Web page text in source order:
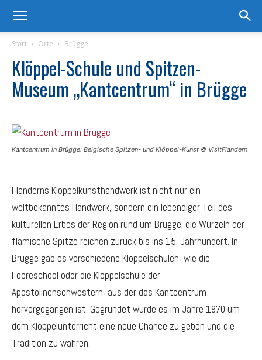
Start Orte Brügge
Klöppel-Schule und Spitzen-
Museum „Kantcentrum“ in Brügge
Kantcentrum in Brügge: Belgische Spitzen- und Klöppel-Kunst © VisitFlandern
Flanderns Klöppelkunsthandwerk ist nicht nur ein
weltbekanntes Handwerk, sondern ein lebendiger Teil des
kulturellen Erbes der Region rund um Brügge; die Wurzeln der
flämische Spitze reichen zurück bis ins 15. Jahrhundert. In
Brügge gab es verschiedene Klöppelschulen, wie die
Foereschool oder die Klöppelschule der
Apostolinenschwestern, aus der das Kantcentrum
hervorgegangen ist. Gegründet wurde es im Jahre 1970 um
dem Klöppelunterricht eine neue Chance zu geben und die
Tradition zu wahren.